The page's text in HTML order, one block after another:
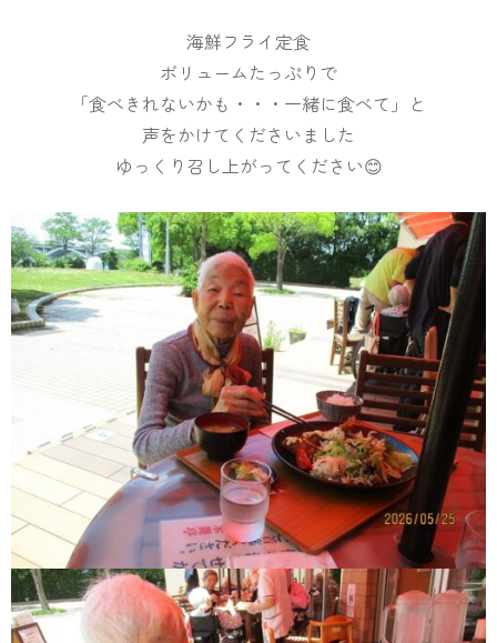
海鮮フライ定食
ボリュームたっぷりで
「食べきれないかも・・・一緒に食べて」と
声をかけてくださいました
ゆっくり召し上がってください😊